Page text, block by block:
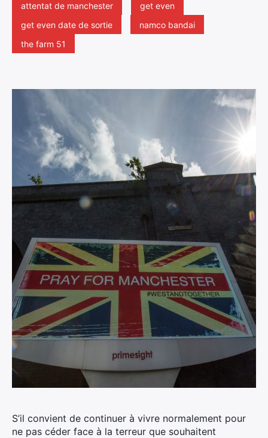
attentat de manchester
get even
get even date de sortie
namco bandai
the farm 51
S’il convient de continuer à vivre normalement pour
ne pas céder face à la terreur que souhaitent